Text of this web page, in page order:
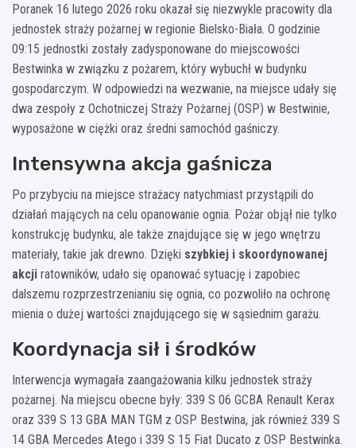
Poranek 16 lutego 2026 roku okazał się niezwykle pracowity dla
jednostek straży pożarnej w regionie Bielsko-Biała. O godzinie
09:15 jednostki zostały zadysponowane do miejscowości
Bestwinka w związku z pożarem, który wybuchł w budynku
gospodarczym. W odpowiedzi na wezwanie, na miejsce udały się
dwa zespoły z Ochotniczej Straży Pożarnej (OSP) w Bestwinie,
wyposażone w ciężki oraz średni samochód gaśniczy.
Intensywna akcja gaśnicza
Po przybyciu na miejsce strażacy natychmiast przystąpili do
działań mających na celu opanowanie ognia. Pożar objął nie tylko
konstrukcję budynku, ale także znajdujące się w jego wnętrzu
materiały, takie jak drewno. Dzięki szybkiej i skoordynowanej
akcji ratowników, udało się opanować sytuację i zapobiec
dalszemu rozprzestrzenianiu się ognia, co pozwoliło na ochronę
mienia o dużej wartości znajdującego się w sąsiednim garażu.
Koordynacja sił i środków
Interwencja wymagała zaangażowania kilku jednostek straży
pożarnej. Na miejscu obecne były: 339 S 06 GCBA Renault Kerax
oraz 339 S 13 GBA MAN TGM z OSP Bestwina, jak również 339 S
14 GBA Mercedes Atego i 339 S 15 Fiat Ducato z OSP Bestwinka.